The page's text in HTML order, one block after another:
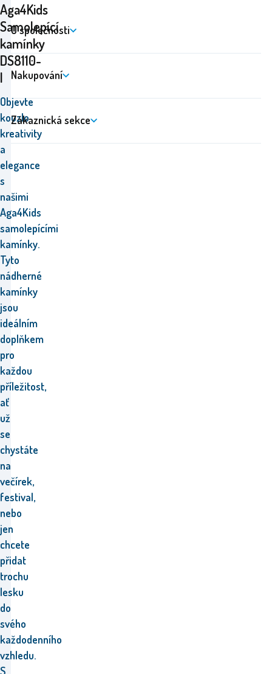
Aga4Kids
Samolepící
kamínky
DS8110-
I
Objevte
kouzlo
kreativity
a
elegance
s
našimi
Aga4Kids
samolepícími
kamínky.
Tyto
nádherné
kamínky
jsou
ideálním
doplňkem
pro
každou
příležitost,
ať
už
se
chystáte
na
večírek,
festival,
nebo
jen
chcete
přidat
trochu
lesku
do
svého
každodenního
vzhledu.
S
O společnosti
Nakupování
Zákaznická sekce